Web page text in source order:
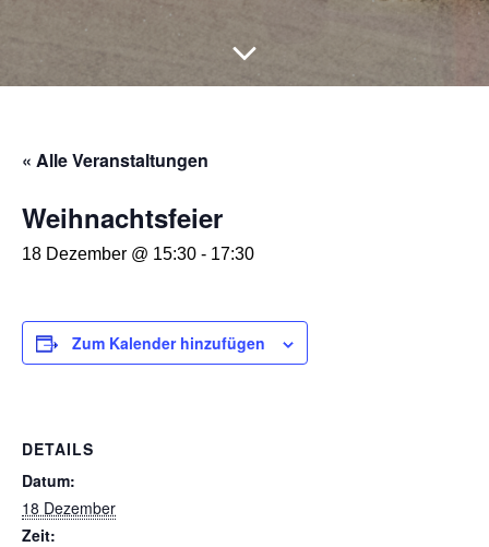
« Alle Veranstaltungen
Weihnachtsfeier
18 Dezember @ 15:30 - 17:30
Zum Kalender hinzufügen
DETAILS
Datum:
18 Dezember
Zeit: